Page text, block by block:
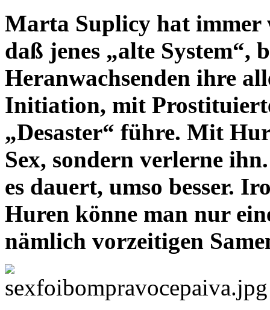
Marta Suplicy hat immer
daß jenes „alte System“,
Heranwachsenden ihre
Initiation, mit
„Desaster“ führe. Mit
Sex, sondern verlerne
es dauert, umso besser.
Huren könne man nur
nämlich vorzeitigen